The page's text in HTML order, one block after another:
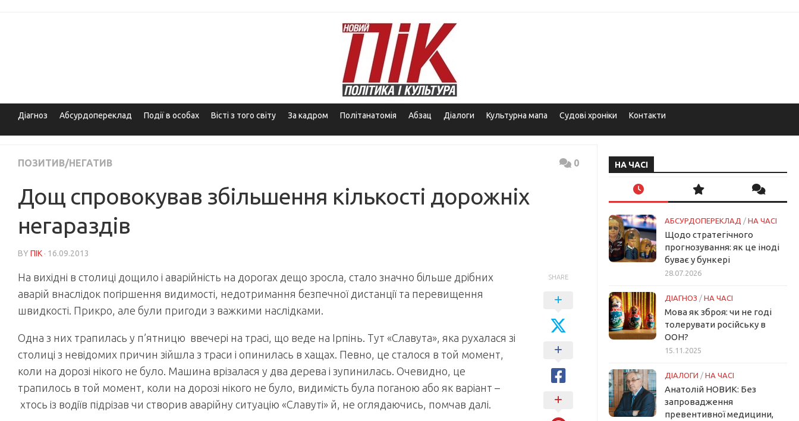
Діагноз Абсурдопереклад Події в особах Вісті з того світу За кадром Політанатомія Абзац Діалоги Культурна мапа Судові хроніки Контакти
ПОЗИТИВ/НЕГАТИВ 0
Дощ спровокував збільшення кількості дорожніх
негараздів
BY ПІК · 16.09.2013
На вихідні в столиці дощило і аварійність на дорогах дещо зросла, стало значно більше дрібних
аварій внаслідок погіршення видимості, недотримання безпечної дистанції та перевищення
швидкості. Прикро, але були пригоди з важкими наслідками.
Одна з них трапилась у п’ятницю ввечері на трасі, що веде на Ірпінь. Тут «Славута», яка рухалася зі
столиці з невідомих причин зійшла з траси і опинилась в хащах. Певно, це сталося в той момент,
коли на дорозі нікого не було. Машина врізалася у два дерева і зупинилась. Очевидно, це
трапилось в той момент, коли на дорозі нікого не було, видимість була поганою або як варіант –
хтось із водіїв підрізав чи створив аварійну ситуацію «Славуті» й, не оглядаючись, помчав далі.
SHARE
НА ЧАСІ
АБСУРДОПЕРЕКЛАД / НА ЧАСІ
Щодо стратегічного
прогнозування: як це іноді
буває у бункері
28.07.2026
ДІАГНОЗ / НА ЧАСІ
Мова як зброя: чи не годі
толерувати російську в
ООН?
15.11.2025
ДІАЛОГИ / НА ЧАСІ
Анатолій НОВИК: Без
запровадження
превентивної медицини,